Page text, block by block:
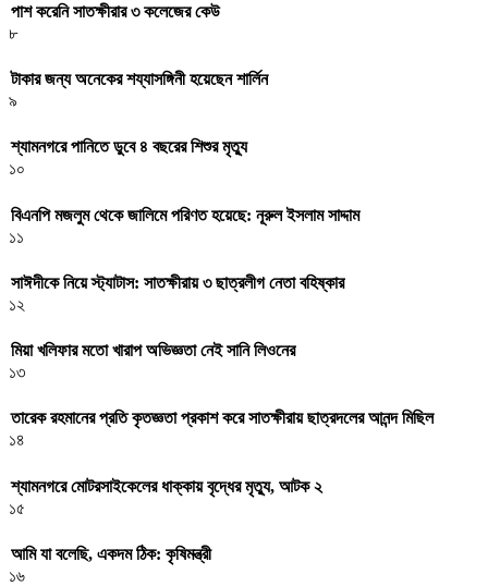
পাশ করেনি সাতক্ষীরার ৩ কলেজের কেউ
৮
টাকার জন্য অনেকের শয্যাসঙ্গিনী হয়েছেন শার্লিন
৯
শ্যামনগরে পানিতে ডুবে ৪ বছরের শিশুর মৃত্যু
১০
বিএনপি মজলুম থেকে জালিমে পরিণত হয়েছে: নূরুল ইসলাম সাদ্দাম
১১
সাঈদীকে নিয়ে স্ট্যাটাস: সাতক্ষীরায় ৩ ছাত্রলীগ নেতা বহিষ্কার
১২
মিয়া খলিফার মতো খারাপ অভিজ্ঞতা নেই সানি লিওনের
১৩
তারেক রহমানের প্রতি কৃতজ্ঞতা প্রকাশ করে সাতক্ষীরায় ছাত্রদলের আনন্দ মিছিল
১৪
শ্যামনগরে মোটরসাইকেলের ধাক্কায় বৃদ্ধের মৃত্যু, আটক ২
১৫
আমি যা বলেছি, একদম ঠিক: কৃষিমন্ত্রী
১৬